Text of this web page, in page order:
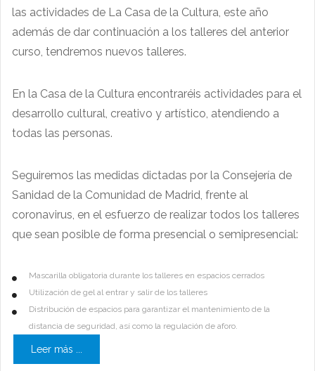
las actividades de La Casa de la Cultura, este año
además de dar continuación a los talleres del anterior
curso, tendremos nuevos talleres.
En la Casa de la Cultura encontraréis actividades para el
desarrollo cultural, creativo y artístico, atendiendo a
todas las personas.
Seguiremos las medidas dictadas por la Consejería de
Sanidad de la Comunidad de Madrid, frente al
coronavirus, en el esfuerzo de realizar todos los talleres
que sean posible de forma presencial o semipresencial:
Mascarilla obligatoria durante los talleres en espacios cerrados
Utilización de gel al entrar y salir de los talleres
Distribución de espacios para garantizar el mantenimiento de la
distancia de seguridad, así como la regulación de aforo.
Leer más ...